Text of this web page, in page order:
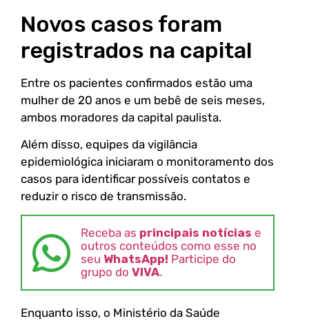
Novos casos foram
registrados na capital
Entre os pacientes confirmados estão uma
mulher de 20 anos e um bebê de seis meses,
ambos moradores da capital paulista.
Além disso, equipes da vigilância
epidemiológica iniciaram o monitoramento dos
casos para identificar possíveis contatos e
reduzir o risco de transmissão.
Receba as principais notícias e
outros conteúdos como esse no
seu WhatsApp! Participe do
grupo do VIVA.
Enquanto isso, o Ministério da Saúde